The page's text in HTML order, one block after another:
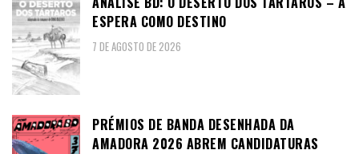
ESPERA COMO DESTINO
7 DE AGOSTO DE 2026
PRÉMIOS DE BANDA DESENHADA DA
AMADORA 2026 ABREM CANDIDATURAS